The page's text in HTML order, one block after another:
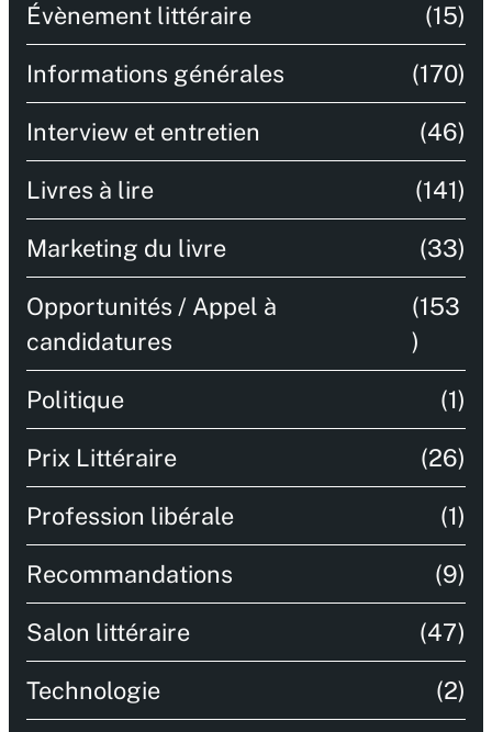
Évènement littéraire (15)
Informations générales (170)
Interview et entretien (46)
Livres à lire (141)
Marketing du livre (33)
Opportunités / Appel à
candidatures
(153
)
Politique (1)
Prix Littéraire (26)
Profession libérale (1)
Recommandations (9)
Salon littéraire (47)
Technologie (2)